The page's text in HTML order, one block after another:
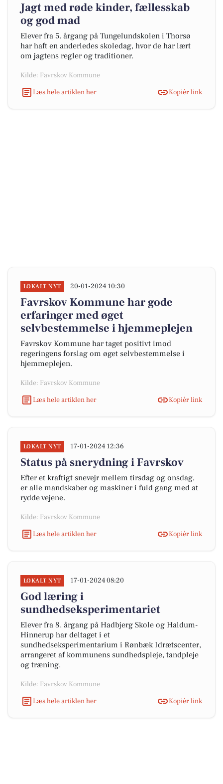
Jagt med røde kinder, fællesskab
og god mad
Elever fra 5. årgang på Tungelundskolen i Thorsø
har haft en anderledes skoledag, hvor de har lært
om jagtens regler og traditioner.
Kilde: Favrskov Kommune
Læs hele artiklen her
Kopiér link
LOKALT NYT 20-01-2024 10:30
Favrskov Kommune har gode
erfaringer med øget
selvbestemmelse i hjemmeplejen
Favrskov Kommune har taget positivt imod
regeringens forslag om øget selvbestemmelse i
hjemmeplejen.
Kilde: Favrskov Kommune
Læs hele artiklen her
Kopiér link
LOKALT NYT 17-01-2024 12:36
Status på snerydning i Favrskov
Efter et kraftigt snevejr mellem tirsdag og onsdag,
er alle mandskaber og maskiner i fuld gang med at
rydde vejene.
Kilde: Favrskov Kommune
Læs hele artiklen her
Kopiér link
LOKALT NYT 17-01-2024 08:20
God læring i
sundhedseksperimentariet
Elever fra 8. årgang på Hadbjerg Skole og Haldum-
Hinnerup har deltaget i et
sundhedseksperimentarium i Rønbæk Idrætscenter,
arrangeret af kommunens sundhedspleje, tandpleje
og træning.
Kilde: Favrskov Kommune
Læs hele artiklen her
Kopiér link